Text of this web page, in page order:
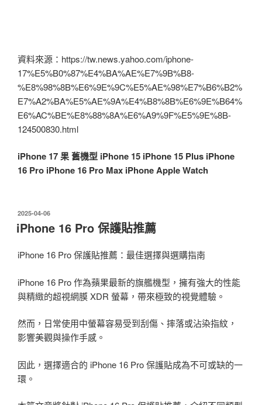
資料來源：https://tw.news.yahoo.com/iphone-
17%E5%B0%87%E4%BA%AE%E7%9B%B8-
%E8%98%8B%E6%9E%9C%E5%AE%98%E7%B6%B2%
E7%A2%BA%E5%AE%9A%E4%B8%8B%E6%9E%B64%
E6%AC%BE%E8%88%8A%E6%A9%9F%E5%9E%8B-
124500830.html
iPhone 17果舊機型 iPhone 15 iPhone 15 Plus iPhone
16 Pro iPhone 16 Pro Max iPhoneApple Watch
發
佈
於
2025-04-06
iPhone 16 Pro 保護貼推薦
iPhone 16 Pro 保護貼推薦：最佳選擇與選購指南
iPhone 16 Pro 作為蘋果最新的旗艦機型，擁有強大的性能
與精緻的超視網膜 XDR 螢幕，帶來極致的視覺體驗。
然而，日常使用中螢幕容易受到刮傷、摔落或沾染指紋，
影響美觀與操作手感。
因此，選擇適合的 iPhone 16 Pro 保護貼成為不可或缺的一
環。